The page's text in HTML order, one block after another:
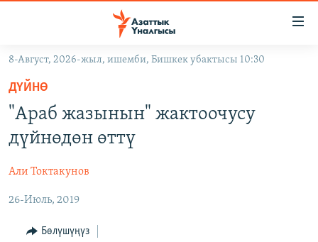
Навигацияга
өтүңүз
Издөөгө
салыңыз
ЖАҢЫЛЫКТАР
КЫРГЫЗСТАН
КЫРГЫЗСТАН
ЭКОНОМИКА
МАДАНИЯТ
ДҮЙНӨ
БОРБОР АЗИЯ
УКРАИНА
АТАЙЫН ИЛИКТӨӨ
ТВ ПРОГРАММАЛАР
БҮГҮН АЗАТТЫКТА
ПОДКАСТ
8-Август, 2026-жыл, ишемби, Бишкек убактысы 10:30
ДҮЙНӨ
"Араб жазынын" жактоочусу
дүйнөдөн өттү
Али Токтакунов
26-Июль, 2019
Бөлүшүңүз